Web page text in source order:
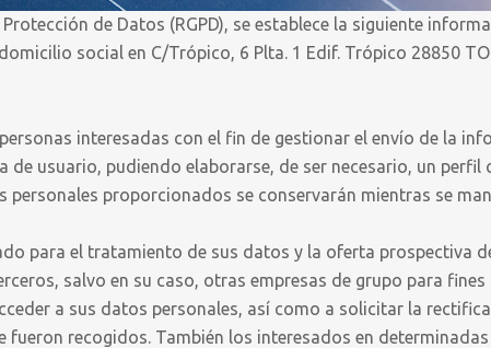
de Datos (RGPD), se establece la siguiente
social en C/Trópico, 6 Plta. 1 Edif. Trópico 28850
interesadas con el fin de gestionar el envío de la
de usuario, pudiendo elaborarse, de ser necesario, un
proporcionados se conservarán mientras se
para el tratamiento de sus datos y la oferta prospectiva
salvo en su caso, otras empresas de grupo para
a sus datos personales, así como a solicitar la
fueron recogidos. También los interesados en